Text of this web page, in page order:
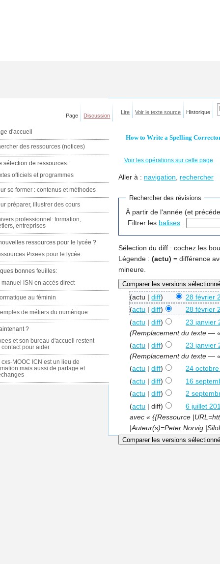
How to Write a Spelling
Voir les opérations sur cette page
Aller à : navigation, rechercher
Rechercher des révisions
À partir de l'année (et
Filtrer les balises :
Sélection du diff : cochez les
Légende : (actu) = différence
mineure.
(actu |diff)
28 février
(actu |diff)
28 février
(actu |diff)
23 janvier
(Remplacement du texte —
(actu |diff)
23 janvier
(Remplacement du texte —
(actu |diff)
24
(actu |diff)
16
(actu |diff)
2
(actu | diff)
6 juillet
avec « {{Ressource
|Auteur(s)=Peter Norvig
Page Discussion
Lire Voir le texte source Historique
d'accueil
des ressources (notices)
sélection de ressources:
officiels et programmes
se former : contenus et méthodes
préparer, illustrer des cours
professionnel: formation,
entreprises
ressources pour le lycée ?
Pixees pour le lycée.
bonnes feuilles:
manuel ISN en accès direct
au féminin
de métiers du numérique
?
et son bureau d'accueil restent
contact pour aider
cxs-MOOC ICN est un lieu de
mais aussi de partage et